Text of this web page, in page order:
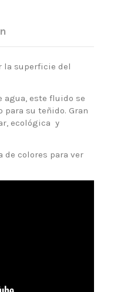
la superficie del
agua, este fluido se
su teñido. Gran
ecológica y
de colores para ver